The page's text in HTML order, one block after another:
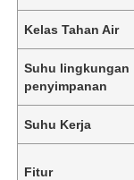
Kelas Tahan Air
Suhu lingkungan
penyimpanan
Suhu Kerja
Fitur